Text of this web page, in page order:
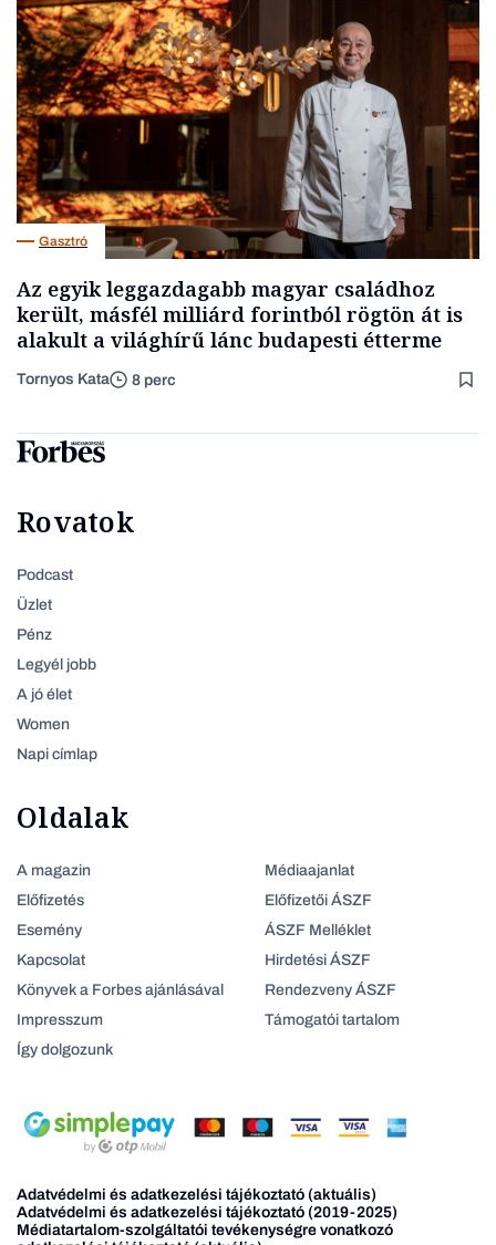
Gasztró
Az egyik leggazdagabb magyar családhoz
került, másfél milliárd forintból rögtön át is
alakult a világhírű lánc budapesti étterme
Tornyos Kata 8 perc
Rovatok
Podcast
Üzlet
Pénz
Legyél jobb
A jó élet
Women
Napi címlap
Oldalak
A magazin
Előfizetés
Esemény
Kapcsolat
Könyvek a Forbes ajánlásával
Impresszum
Így dolgozunk
Médiaajanlat
Előfizetői ÁSZF
ÁSZF Melléklet
Hirdetési ÁSZF
Rendezveny ÁSZF
Támogatói tartalom
Adatvédelmi és adatkezelési tájékoztató (aktuális)
Adatvédelmi és adatkezelési tájékoztató (2019-2025)
Médiatartalom-szolgáltatói tevékenységre vonatkozó